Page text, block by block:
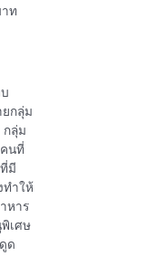
ท
กลุ่ม
กลุ่ม
นที่
มี
ทำให้
หาร
เศษ
ด